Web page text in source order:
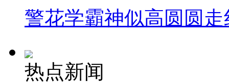
警花学霸神似高圆圆走
热点新闻